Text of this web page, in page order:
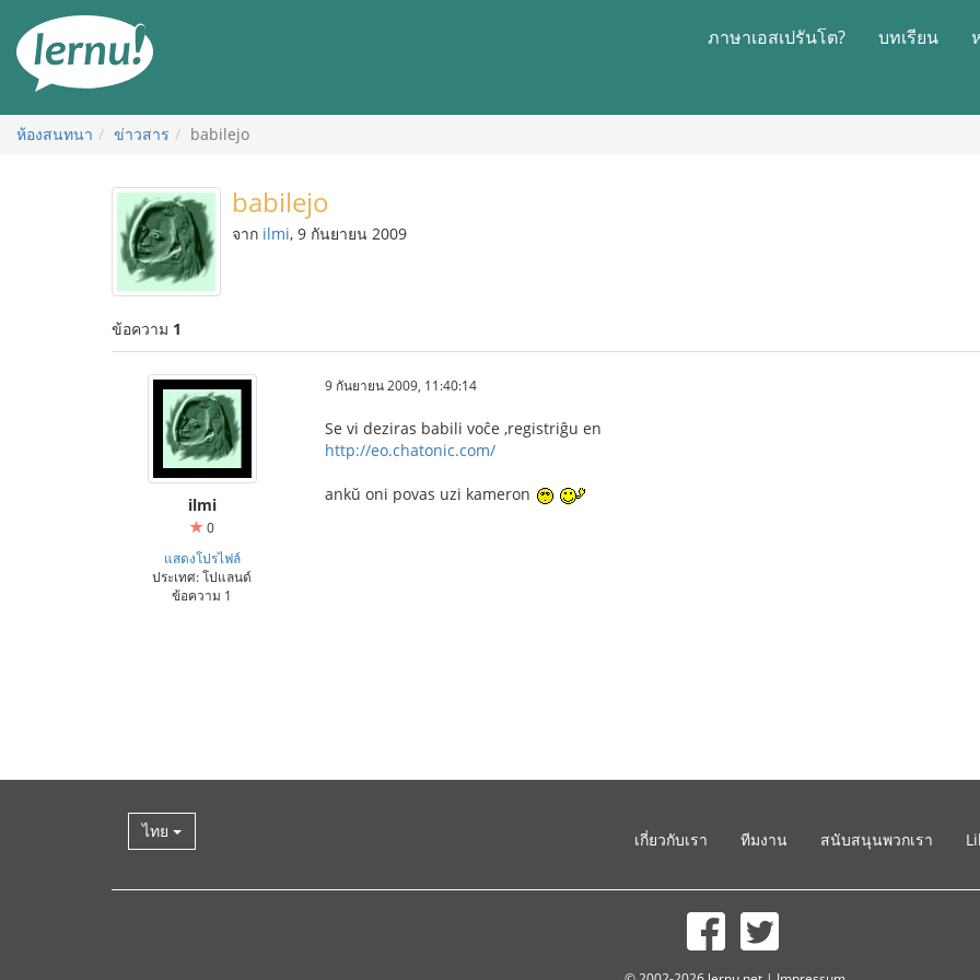
สารบัญ
ภาษาเอสเปรันโต? บทเรียน
ห้องสนทนา ข่าวสาร babilejo
babilejo
จาก ilmi, 9 กันยายน 2009
ข้อความ 1
ilmi
0
แสดงโปรไฟล์
ประเทศ: โปแลนด์
ข้อความ 1
9 กันยายน 2009, 11:40:14
Se vi deziras babili voĉe ,registriĝu en
http://eo.chatonic.com/
ankŭ oni povas uzi kameron
ไทย เกี่ยวกับเรา ทีมงาน สนับสนุนพวกเรา